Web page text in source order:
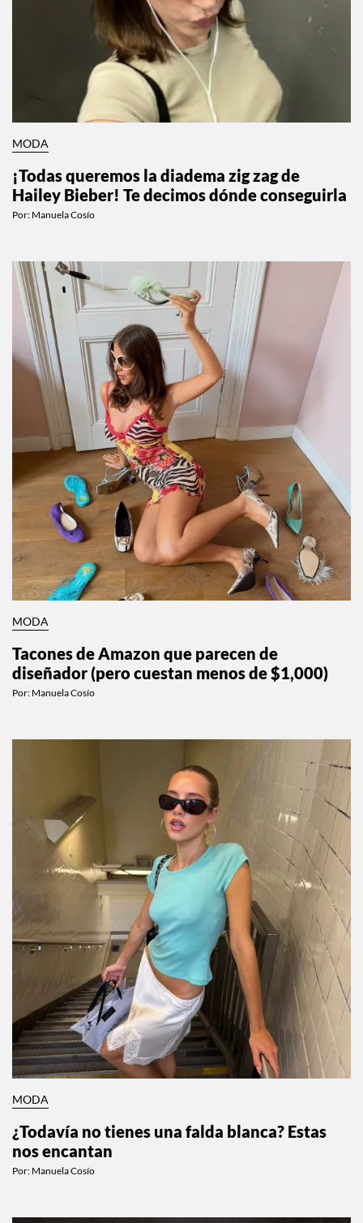
MODA
¡Todas queremos la diadema zig zag de
Hailey Bieber! Te decimos dónde conseguirla
Por: Manuela Cosío
MODA
Tacones de Amazon que parecen de
diseñador (pero cuestan menos de $1,000)
Por: Manuela Cosío
MODA
¿Todavía no tienes una falda blanca? Estas
nos encantan
Por: Manuela Cosío